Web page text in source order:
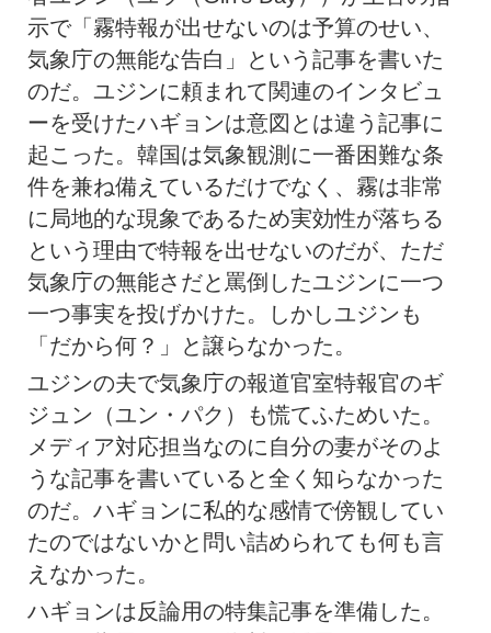
示で「霧特報が出せないのは予算のせい、
気象庁の無能な告白」という記事を書いた
のだ。ユジンに頼まれて関連のインタビュ
ーを受けたハギョンは意図とは違う記事に
起こった。韓国は気象観測に一番困難な条
件を兼ね備えているだけでなく、霧は非常
に局地的な現象であるため実効性が落ちる
という理由で特報を出せないのだが、ただ
気象庁の無能さだと罵倒したユジンに一つ
一つ事実を投げかけた。しかしユジンも
「だから何？」と譲らなかった。
ユジンの夫で気象庁の報道官室特報官のギ
ジュン（ユン・パク）も慌てふためいた。
メディア対応担当なのに自分の妻がそのよ
うな記事を書いていると全く知らなかった
のだ。ハギョンに私的な感情で傍観してい
たのではないかと問い詰められても何も言
えなかった。
ハギョンは反論用の特集記事を準備した。